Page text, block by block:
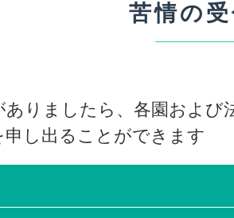
苦情の
りましたら、各園および
申し出ることができます